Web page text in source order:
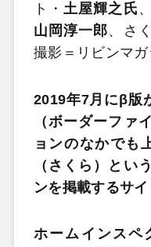
ト・土屋輝之氏
山岡淳一郎、さ
撮影＝リビンマ
2019年7月にβ版
（ボーダーファ
ョンのなかでも
（さくら）とい
ンを掲載するサイ
ホームインスペ